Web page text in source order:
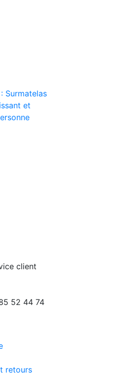
Surmatelas
et
client
52 44 74
retours